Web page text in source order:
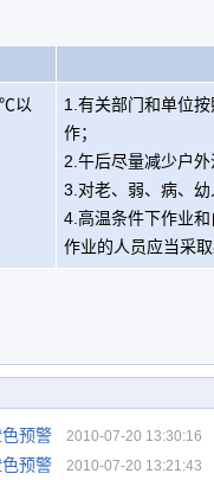
以
1.有关部门和单位
作；
2.午后尽量减少户
3.对老、弱、病、
4.高温条件下作业
作业的人员应当采
预警 2010-07-20 13:30:16
预警 2010-07-20 13:21:43